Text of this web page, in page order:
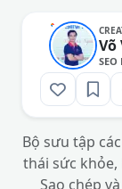
Võ
Bộ sưu tập
thái sức khỏe,
Sao chép